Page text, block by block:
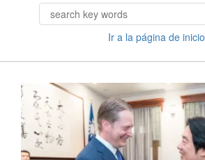
Ir a la página de inicio